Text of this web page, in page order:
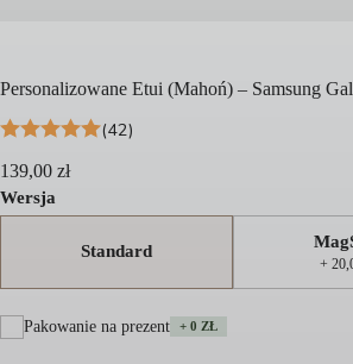
Personalizowane Etui (Mahoń) – Samsung
(42)
139,00 zł
Wersja
Standard
+
Pakowanie na prezent + 0 ZŁ